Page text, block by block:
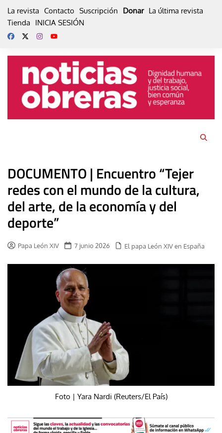
La revista Contacto Suscripción Donar La última revista
Tienda
INICIA SESIÓN
DOCUMENTO | Encuentro “Tejer
redes con el mundo de la cultura,
del arte, de la economía y del
deporte”
Papa León XIV 7 junio 2026 El papa León XIV en España
Foto | Yara Nardi (Reuters/El País)